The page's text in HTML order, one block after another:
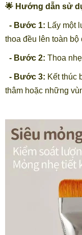
🌟 Hướng dẫn sử
- Bước 1: Lấy một
thoa đều lên toàn bộ
- Bước 2: Thoa
- Bước 3: Kết thúc
thâm hoặc những